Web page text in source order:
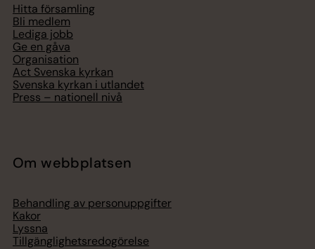
Hitta församling
Bli medlem
Lediga jobb
Ge en gåva
Organisation
Act Svenska kyrkan
Svenska kyrkan i utlandet
Press – nationell nivå
Om webbplatsen
Behandling av personuppgifter
Kakor
Lyssna
Tillgänglighetsredogörelse